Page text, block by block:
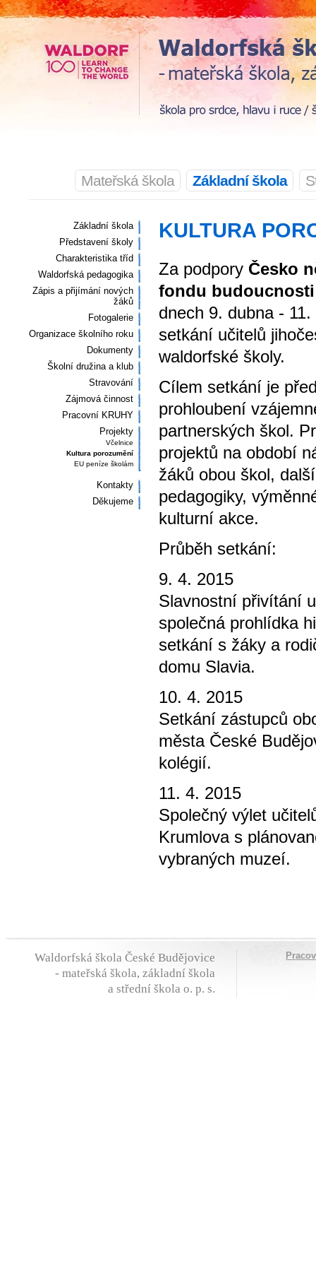
Mateřská škola Základní škola
Základní škola
Představení školy
Charakteristika tříd
Waldorfská pedagogika
Zápis a přijímání nových
žáků
Fotogalerie
Organizace školního roku
Dokumenty
Školní družina a klub
Stravování
Zájmová činnost
Pracovní KRUHY
Projekty
Včelnice
Kultura porozumění
EU peníze školám
Kontakty
Děkujeme
KULTURA
Za podpory Česko
fondu
dnech 9. dubna -
setkání učitelů
waldorfské školy.
Cílem setkání je
prohloubení
partnerských škol.
projektů na období
žáků obou škol,
pedagogiky,
kulturní akce.
Průběh setkání:
9. 4. 2015
Slavnostní přivítání
společná prohlídka
setkání s žáky a
domu Slavia.
10. 4. 2015
Setkání zástupců
města České
kolégií.
11. 4. 2015
Společný výlet
Krumlova s
vybraných muzeí.
Waldorfská škola České Budějovice
- mateřská škola, základní škola
a střední škola o. p. s.